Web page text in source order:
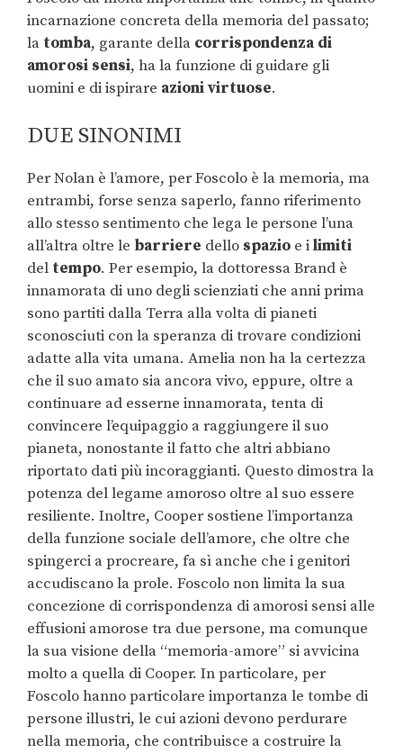
incarnazione concreta della memoria del passato;
la tomba, garante della corrispondenza di
amorosi sensi, ha la funzione di guidare gli
uomini e di ispirare azioni virtuose.
DUE SINONIMI
Per Nolan è l’amore, per Foscolo è la memoria, ma
entrambi, forse senza saperlo, fanno riferimento
allo stesso sentimento che lega le persone l’una
all’altra oltre le barriere dello spazio e ilimiti
del tempo. Per esempio, la dottoressa Brand è
innamorata di uno degli scienziati che anni prima
sono partiti dalla Terra alla volta di pianeti
sconosciuti con la speranza di trovare condizioni
adatte alla vita umana. Amelia non ha la certezza
che il suo amato sia ancora vivo, eppure, oltre a
continuare ad esserne innamorata, tenta di
convincere l’equipaggio a raggiungere il suo
pianeta, nonostante il fatto che altri abbiano
riportato dati più incoraggianti. Questo dimostra la
potenza del legame amoroso oltre al suo essere
resiliente. Inoltre, Cooper sostiene l’importanza
della funzione sociale dell’amore, che oltre che
spingerci a procreare, fa sì anche che i genitori
accudiscano la prole. Foscolo non limita la sua
concezione di corrispondenza di amorosi sensi alle
effusioni amorose tra due persone, ma comunque
la sua visione della “memoria-amore” si avvicina
molto a quella di Cooper. In particolare, per
Foscolo hanno particolare importanza le tombe di
persone illustri, le cui azioni devono perdurare
nella memoria, che contribuisce a costruire la